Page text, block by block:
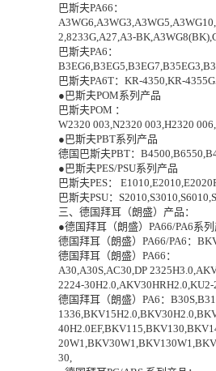
巴斯夫PA66：
2,8233G,A27,A3-
巴斯夫PA6：
巴斯夫PA6T：KR-4350,KR-
●巴斯夫POM系列产品
巴斯夫POM ：
W2320 003,N2320 003,H2320
●巴斯夫PBT系列产品
德国巴斯夫PBT：
●巴斯夫PES/PSU系列产品
巴斯夫PES：
巴斯夫PSU：
三、德国拜耳（朗盛）产品：
●德国拜耳（朗盛）PA66/PA6系列
德国拜耳（朗盛）PA66/PA6：
德国拜耳（朗盛）PA66：
A30,A30S,AC30,DP
2224-
德国拜耳（朗盛）PA6：
30,